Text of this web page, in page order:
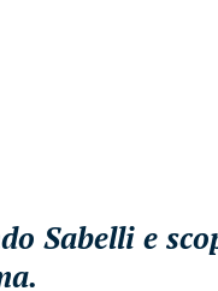
Sabelli e